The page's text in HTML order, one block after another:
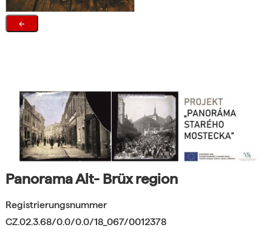
←
Panorama Alt- Brüx region
Registrierungsnummer
CZ.02.3.68/0.0/0.0/18_067/0012378